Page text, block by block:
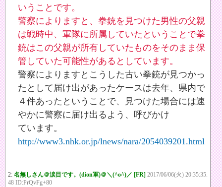
いうことです。
警察によりますと、拳銃を見つけた男性の父親
は戦時中、軍隊に所属していたということで拳
銃はこの父親が所有していたものをそのまま保
管していた可能性があるとしています。
警察によりますとこうした古い拳銃が見つかっ
たとして届け出があったケースは去年、県内で
４件あったということで、見つけた場合には速
やかに警察に届け出るよう、呼びかけ
ています。
http://www3.nhk.or.jp/lnews/nara/2054039201.html
2: 名無しさん＠涙目です。(dion軍)＠＼(^o^)／ [FR] 2017/06/06(火) 20:35:35.
48 ID:PrQvFg+80